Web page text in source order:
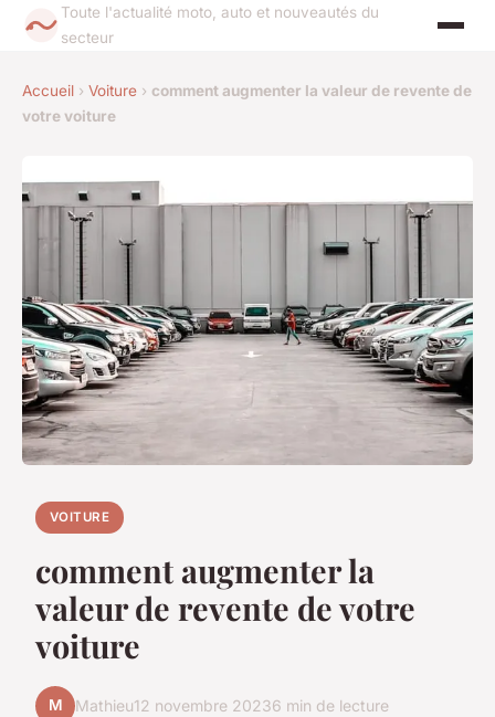
Toute l'actualité moto, auto et nouveautés du
secteur
Accueil › Voiture › comment augmenter la valeur de revente de
votre voiture
VOITURE
comment augmenter la
valeur de revente de votre
voiture
M Mathieu12 novembre 20236 min de lecture